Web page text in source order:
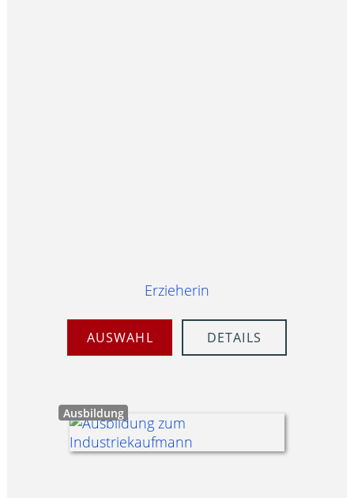
Erzieherin
AUSWAHL DETAILS
Ausbildung